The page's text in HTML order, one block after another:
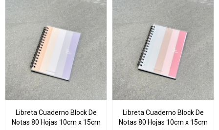
Libreta Cuaderno Block De
Notas 80 Hojas 10cm x 15cm
Libreta Cuaderno Block De
Notas 80 Hojas 10cm x 15cm